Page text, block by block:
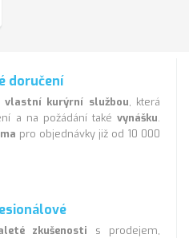
doručení
vlastní kurýrní službou, která
a na požádání také vynášku.
pro objednávky již od 10 000
zkušenosti s prodejem,